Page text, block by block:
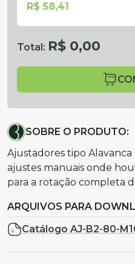
R$ 58,41
Total: R$ 0,00
SOBRE O PRODUTO:
Ajustadores tipo Alavanca
ajustes manuais onde
para a rotação completa
ARQUIVOS PARA
Catálogo AJ-B2-80-